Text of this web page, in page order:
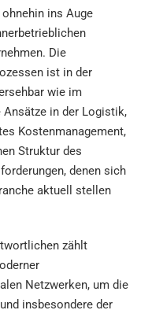
ins Auge
Die
ist in der
wie im
in der Logistik,
Kostenmanagement,
Struktur des
denen sich
aktuell stellen
zählt
Netzwerken, um die
insbesondere der